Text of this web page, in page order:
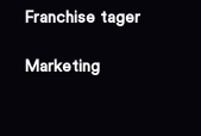
Franchise tager
Marketing